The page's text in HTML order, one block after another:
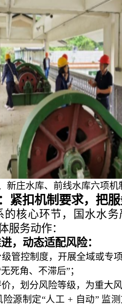
新庄水库、前线水库六项
紧扣机制要求，把
的核心环节，国水水
服务动作：
，动态适配风险：
管控制度，开展全域或专
死角、不滞后”；
，划分风险等级，为重大
源制定“人工 + 自动” 监